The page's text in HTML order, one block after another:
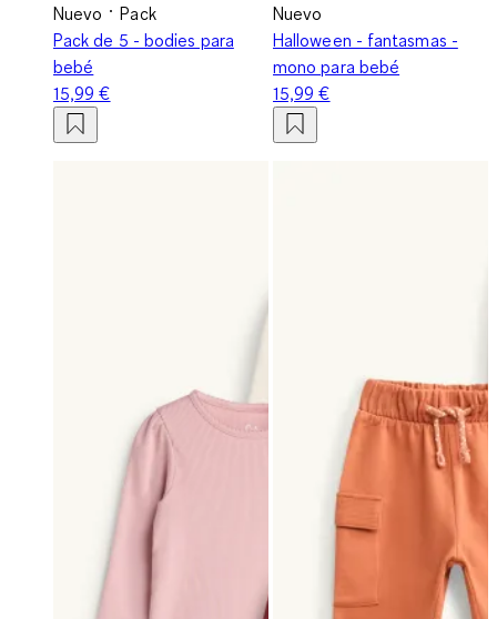
Nuevo
Pack
Pack de 5 - bodies para
bebé
15,99 €
Nuevo
Halloween - fantasmas -
mono para bebé
15,99 €